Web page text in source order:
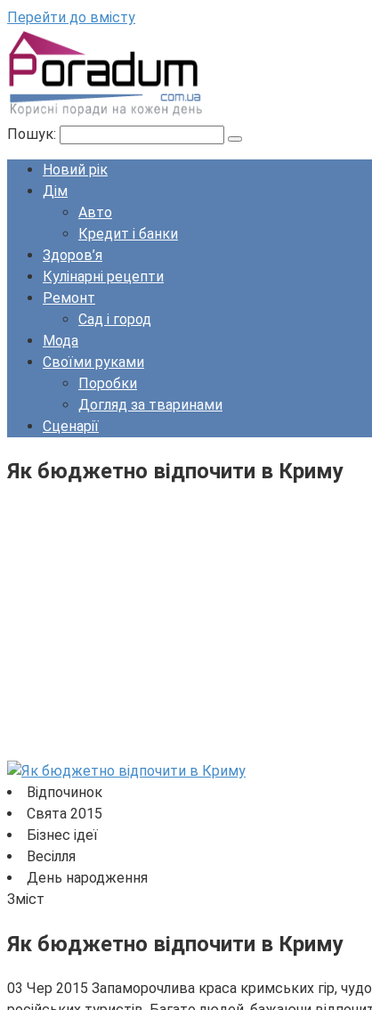
Перейти до вмісту
Пошук:
Новий рік
Дім
Авто
Кредит і банки
Здоров’я
Кулінарні рецепти
Ремонт
Сад і город
Мода
Своїми руками
Поробки
Догляд за тваринами
Сценарії
Як бюджетно відпочити в Криму
Відпочинок
Свята 2015
Бізнес ідеї
Весілля
День народження
Зміст
Як бюджетно відпочити в Криму
03 Чер 2015 Запаморочлива краса кримських гір,